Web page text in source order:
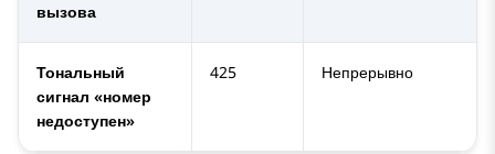
вызова
Тональный
сигнал «номер
недоступен»
425 Непрерывно